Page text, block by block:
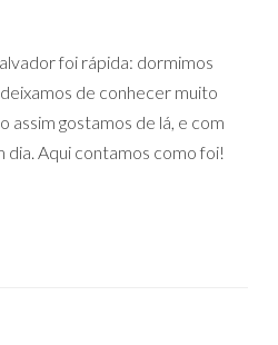
foi rápida: dormimos
de conhecer muito
assim gostamos de lá, e com
Aqui contamos como foi!